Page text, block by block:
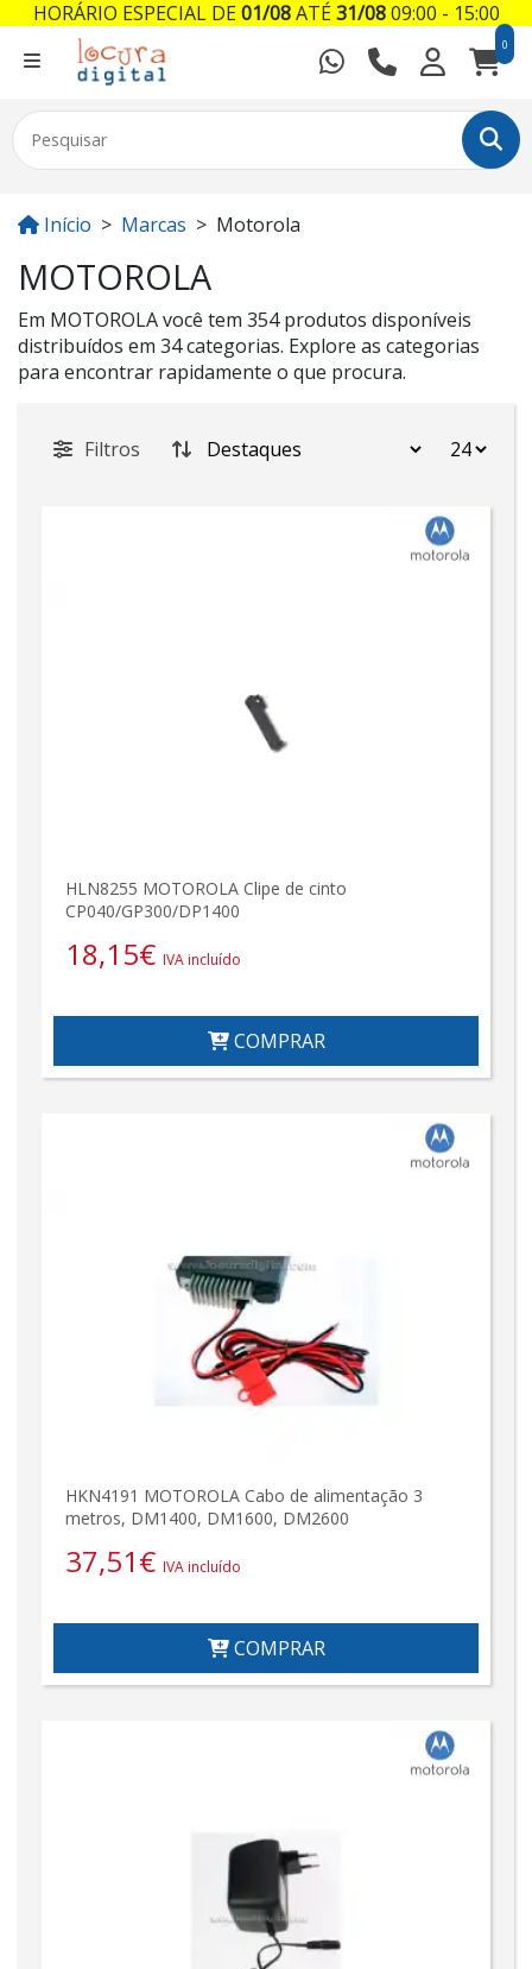
0
Início Marcas Motorola
MOTOROLA
Em MOTOROLA você tem 354 produtos disponíveis
distribuídos em 34 categorias. Explore as categorias
para encontrar rapidamente o que procura.
Filtros
HLN8255 MOTOROLA Clipe de cinto
CP040/GP300/DP1400
18,15€ IVA incluído
COMPRAR
HKN4191 MOTOROLA Cabo de alimentação 3
metros, DM1400, DM1600, DM2600
37,51€ IVA incluído
COMPRAR
HORÁRIO ESPECIAL DE01/08ATÉ31/0809:00 - 15:00